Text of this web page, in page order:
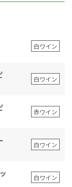
白ワイン
白ワイン
赤ワイン
白ワイン
白ワイン